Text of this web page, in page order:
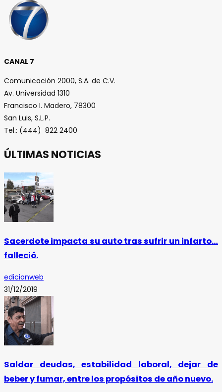
CANAL 7
Comunicación 2000, S.A. de C.V.
Av. Universidad 1310
Francisco I. Madero, 78300
San Luis, S.L.P.
Tel.: (444) 822 2400
ÚLTIMAS NOTICIAS
Sacerdote impacta su auto tras sufrir un infarto…
falleció.
edicionweb
31/12/2019
Saldar deudas, estabilidad laboral, dejar de
beber y fumar, entre los propósitos de año nuevo.